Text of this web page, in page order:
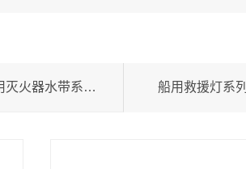
船用灭火器水带系列产品 船用救援灯系列